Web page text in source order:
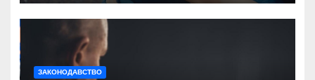
ЗАКОНОДАВСТВО